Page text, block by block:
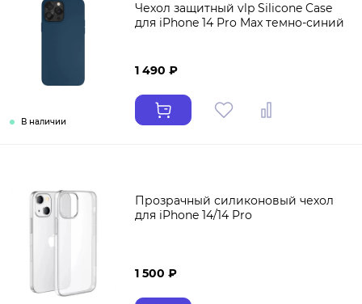
В наличии
Чехол защитный vlp Silicone Case
для iPhone 14 Pro Max темно-синий
1 490 ₽
Прозрачный силиконовый чехол
для iPhone 14/14 Pro
1 500 ₽